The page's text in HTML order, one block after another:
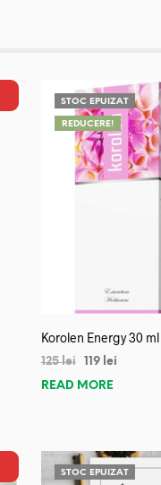
STOC EPUIZAT
REDUCERE!
Korolen Energy 30 ml
125lei 119 lei
READ MORE
STOC EPUIZAT